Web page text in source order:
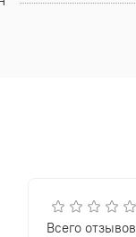
Всего отзывов